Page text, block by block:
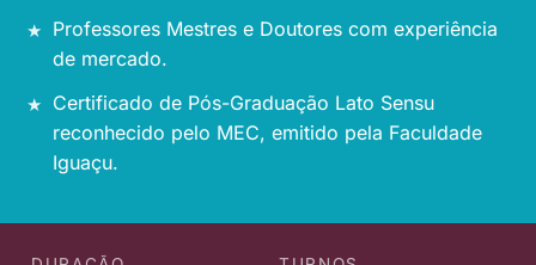
Professores Mestres e Doutores com experiência
de mercado.
Certificado de Pós-Graduação Lato Sensu
reconhecido pelo MEC, emitido pela Faculdade
Iguaçu.